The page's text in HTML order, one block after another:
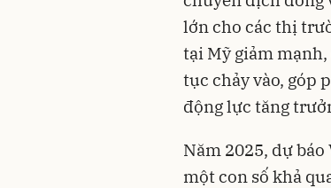
lớn cho các thị
tại Mỹ giảm
tục chảy vào, góp
động lực tăng
Năm 2025, dự
một con số khả